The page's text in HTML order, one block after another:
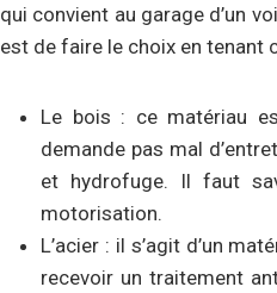
qui convient au garage d’un
est de faire le choix en tenant
Le bois : ce matériau
demande pas mal
et hydrofuge. Il faut
motorisation.
L’acier : il s’agit d’un
recevoir un traitement